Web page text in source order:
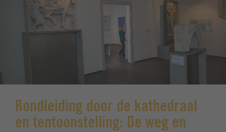
Rondleiding door de kathedraal
en tentoonstelling: De weg en